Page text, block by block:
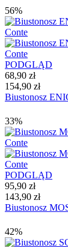
56%
PODGLĄD
68,90 zł
154,90 zł
Biustonosz
33%
PODGLĄD
95,90 zł
143,90 zł
Biustonosz
42%